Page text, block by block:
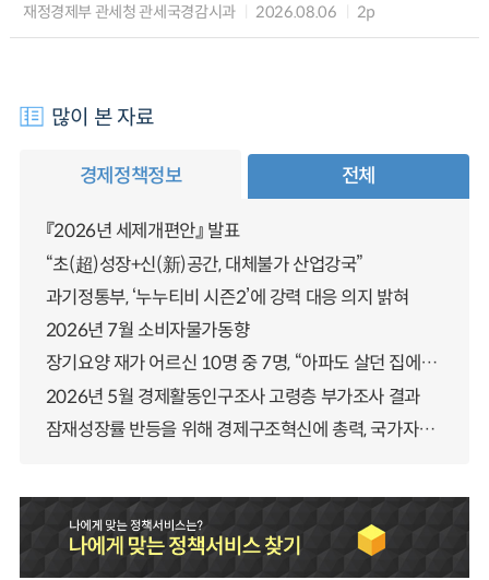
재정경제부 관세청 관세국경감시과 2026.08.06 2p
많이 본 자료
경제정책정보 전체
『2026년 세제개편안』 발표
“초(超)성장+신(新)공간, 대체불가 산업강국”
과기정통부, ‘누누티비 시즌2’에 강력 대응 의지 밝혀
2026년 7월 소비자물가동향
장기요양 재가 어르신 10명 중 7명, “아파도 살던 집에서 살겠다” 「2025년 장기요양실태조사」 결과 발표
2026년 5월 경제활동인구조사 고령층 부가조사 결과
잠재성장률 반등을 위해 경제구조혁신에 총력, 국가자산 관리체계 대전환